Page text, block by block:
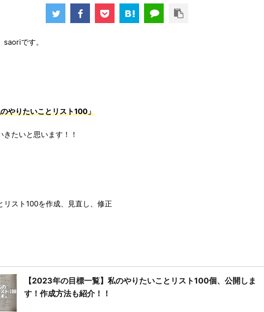
saoriです。
やりたいことリスト100」
きたいと思います！！
リスト100を作成、見直し、修正
【2023年の目標一覧】私のやりたいことリスト100個、公開しま
す！作成方法も紹介！！